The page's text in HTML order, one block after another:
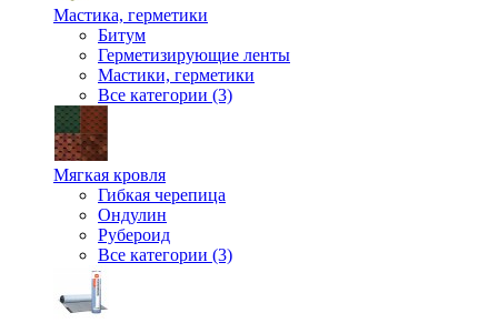
Мастика, герметики
Битум
Герметизирующие ленты
Мастики, герметики
Все категории (3)
Мягкая кровля
Гибкая черепица
Ондулин
Рубероид
Все категории (3)